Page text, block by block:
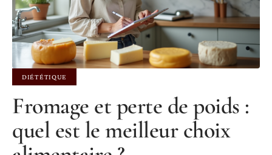
DIÉTÉTIQUE
Fromage et perte de poids :
quel est le meilleur choix